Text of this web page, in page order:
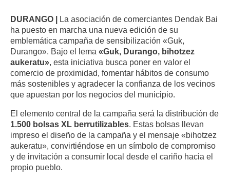
DURANGO | La asociación de comerciantes Dendak Bai
ha puesto en marcha una nueva edición de su
emblemática campaña de sensibilización «Guk,
Durango». Bajo el lema «Guk, Durango, bihotzez
aukeratu», esta iniciativa busca poner en valor el
comercio de proximidad, fomentar hábitos de consumo
más sostenibles y agradecer la confianza de los vecinos
que apuestan por los negocios del municipio.
El elemento central de la campaña será la distribución de
1.500 bolsas XL berrutilizables. Estas bolsas llevan
impreso el diseño de la campaña y el mensaje «bihotzez
aukeratu», convirtiéndose en un símbolo de compromiso
y de invitación a consumir local desde el cariño hacia el
propio pueblo.